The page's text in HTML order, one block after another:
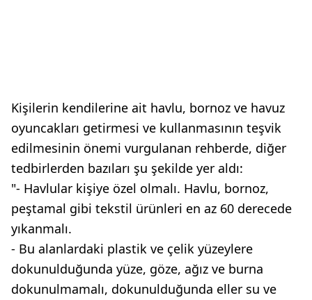
Kişilerin kendilerine ait havlu, bornoz ve havuz
oyuncakları getirmesi ve kullanmasının teşvik
edilmesinin önemi vurgulanan rehberde, diğer
tedbirlerden bazıları şu şekilde yer aldı:
"- Havlular kişiye özel olmalı. Havlu, bornoz,
peştamal gibi tekstil ürünleri en az 60 derecede
yıkanmalı.
- Bu alanlardaki plastik ve çelik yüzeylere
dokunulduğunda yüze, göze, ağız ve burna
dokunulmamalı, dokunulduğunda eller su ve